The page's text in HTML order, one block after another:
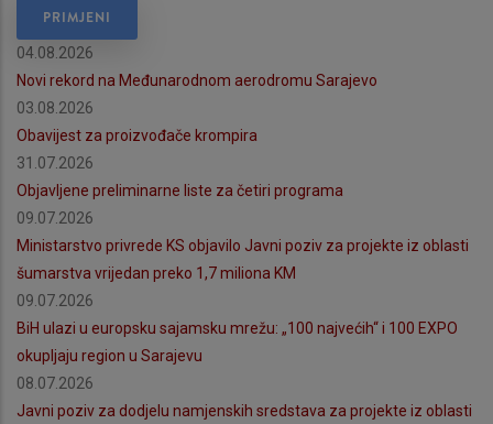
04.08.2026
Novi rekord na Međunarodnom aerodromu Sarajevo
03.08.2026
Obavijest za proizvođače krompira
31.07.2026
Objavljene preliminarne liste za četiri programa
09.07.2026
Ministarstvo privrede KS objavilo Javni poziv za projekte iz oblasti
šumarstva vrijedan preko 1,7 miliona KM
09.07.2026
BiH ulazi u europsku sajamsku mrežu: „100 najvećih“ i 100 EXPO
okupljaju region u Sarajevu
08.07.2026
Javni poziv za dodjelu namjenskih sredstava za projekte iz oblasti